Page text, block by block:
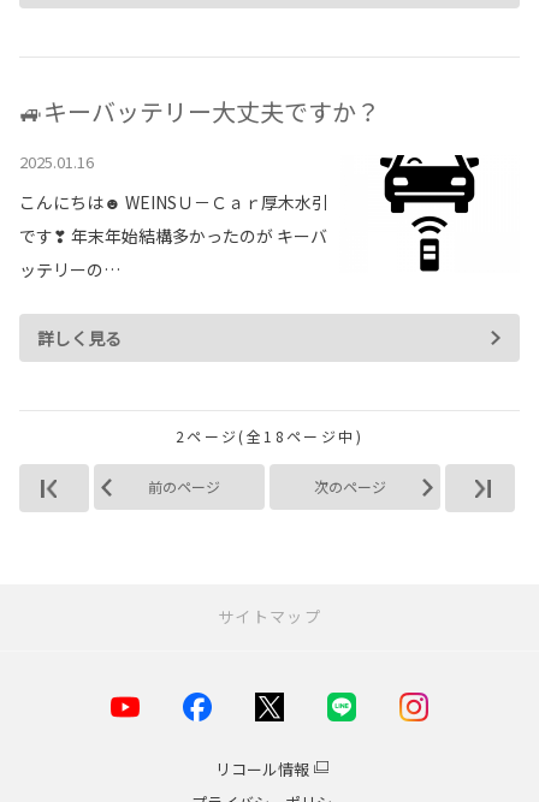
🚙キーバッテリー大丈夫ですか？
2025.01.16
こんにちは☻ WEINSＵ－Ｃａｒ厚木水引
です❣ 年末年始結構多かったのが キーバ
ッテリーの…
詳しく見る
2ページ(全18ページ中)
前のページ 次のページ
サイトマップ
リコール情報